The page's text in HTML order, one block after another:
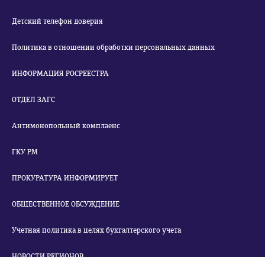
Детский телефон доверия
Политика в отношении обработки персональных данных
ИНФОРМАЦИЯ РОСРЕЕСТРА
ОТДЕЛ ЗАГС
Антимонопольный комплаенс
ГКУ РМ
ПРОКУРАТУРА ИНФОРМИРУЕТ
ОБЩЕСТВЕННОЕ ОБСУЖДЕНИЕ
Учетная политика в целях бухгалтерского учета